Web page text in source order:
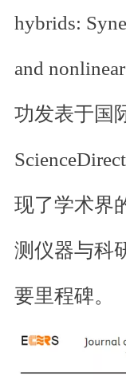
hybrids:
and
功发表于国
现了学术界
测仪器与科
要里程碑。